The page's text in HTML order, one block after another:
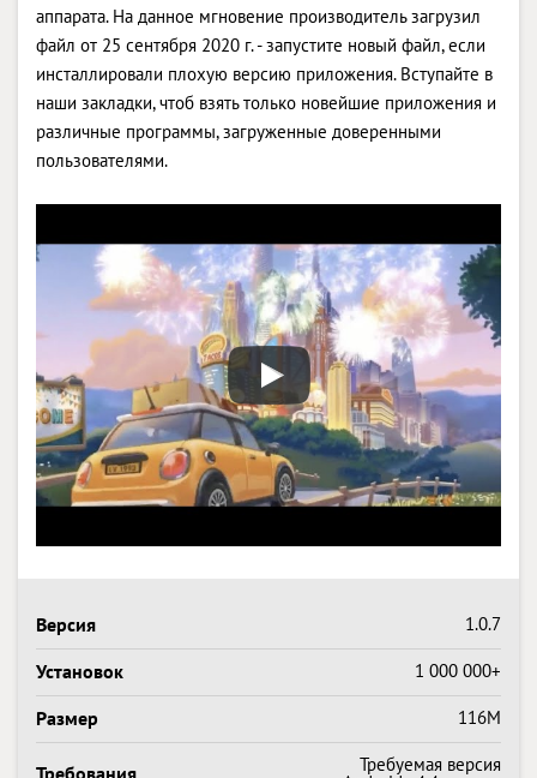
аппарата. На данное мгновение производитель загрузил
файл от 25 сентября 2020 г. - запустите новый файл, если
инсталлировали плохую версию приложения. Вступайте в
наши закладки, чтоб взять только новейшие приложения и
различные программы, загруженные доверенными
пользователями.
Версия 1.0.7
Установок 1 000 000+
Размер 116M
Требования Требуемая версия